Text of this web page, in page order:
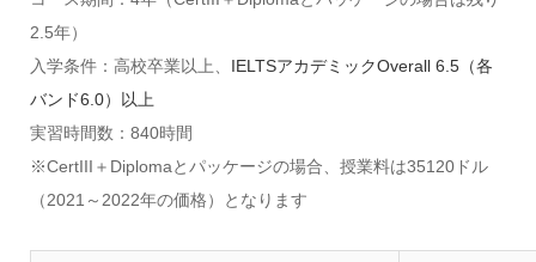
2.5年）
入学条件：高校卒業以上、 IELTSアカデミックOverall 6.5（各
バンド6.0）以上
実習時間数：840時間
※CertIII＋Diplomaとパッケージの場合、授業料は35120ドル
（2021～2022年の価格）となります